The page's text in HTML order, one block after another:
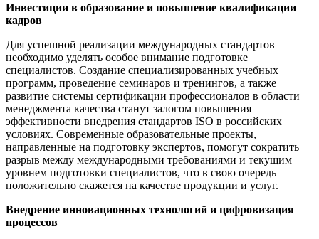
Инвестиции в образование и повышение квалификации
кадров
Для успешной реализации международных стандартов
необходимо уделять особое внимание подготовке
специалистов. Создание специализированных учебных
программ, проведение семинаров и тренингов, а также
развитие системы сертификации профессионалов в области
менеджмента качества станут залогом повышения
эффективности внедрения стандартов ISO в российских
условиях. Современные образовательные проекты,
направленные на подготовку экспертов, помогут сократить
разрыв между международными требованиями и текущим
уровнем подготовки специалистов, что в свою очередь
положительно скажется на качестве продукции и услуг.
Внедрение инновационных технологий и цифровизация
процессов